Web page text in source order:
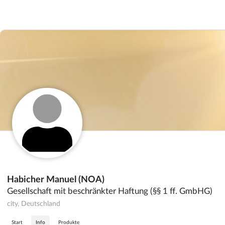
Habicher Manuel (NOA)
Gesellschaft mit beschränkter Haftung (§§ 1 ff. GmbHG)
city, Deutschland
Start Info Produkte